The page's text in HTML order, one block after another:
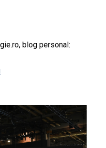
blog personal: